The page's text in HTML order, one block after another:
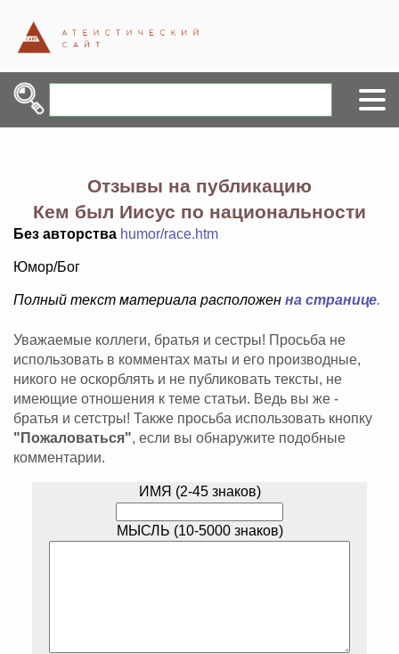
Отзывы на публикацию
Кем был Иисус по национальности
Без авторства humor/race.htm
Юмор/Бог
Полный текст материала расположен на странице.
Уважаемые коллеги, братья и сестры! Просьба не
использовать в комментах маты и его производные,
никого не оскорблять и не публиковать тексты, не
имеющие отношения к теме статьи. Ведь вы же -
братья и сетстры! Также просьба использовать кнопку
"Пожаловаться", если вы обнаружите подобные
комментарии.
ИМЯ (2-45 знаков)
МЫСЛЬ (10-5000 знаков)